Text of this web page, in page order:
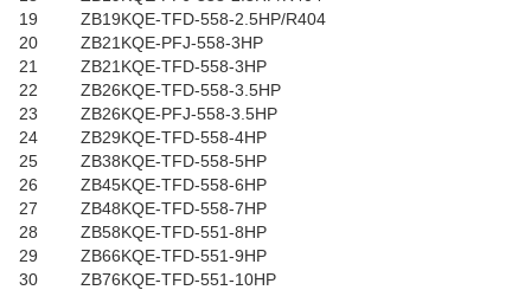
19
ZB19KQE-TFD-558-2.5HP/R404
20
ZB21KQE-PFJ-558-3HP
21
ZB21KQE-TFD-558-3HP
22
ZB26KQE-TFD-558-3.5HP
23
ZB26KQE-PFJ-558-3.5HP
24
ZB29KQE-TFD-558-4HP
25
ZB38KQE-TFD-558-5HP
26
ZB45KQE-TFD-558-6HP
27
ZB48KQE-TFD-558-7HP
28
ZB58KQE-TFD-551-8HP
29
ZB66KQE-TFD-551-9HP
30
ZB76KQE-TFD-551-10HP